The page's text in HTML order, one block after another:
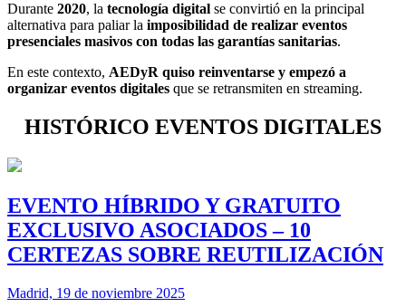
Durante 2020, la tecnología digital se convirtió en la principal
alternativa para paliar la imposibilidad de realizar eventos
presenciales masivos con todas las garantías sanitarias.
En este contexto, AEDyR quiso reinventarse y empezó a
organizar eventos digitales que se retransmiten en streaming.
HISTÓRICO EVENTOS DIGITALES
EVENTO HÍBRIDO Y GRATUITO
EXCLUSIVO ASOCIADOS – 10
CERTEZAS SOBRE REUTILIZACIÓN
Madrid, 19 de noviembre 2025